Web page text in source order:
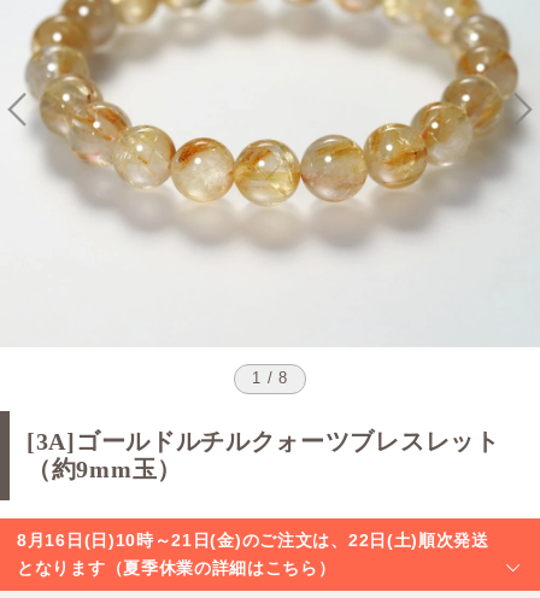
1 / 8
[3A]ゴールドルチルクォーツブレスレット
（約9mm玉）
8月16日(日)10時～21日(金)のご注文は、22日(土)順次発送
となります（夏季休業の詳細はこちら）